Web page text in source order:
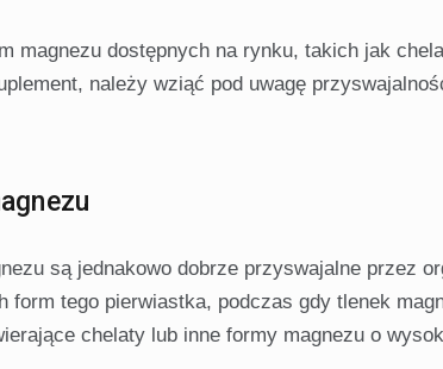
magnezu dostępnych na rynku, takich jak
należy wziąć pod uwagę
są jednakowo dobrze przyswajalne przez
form tego pierwiastka, podczas gdy tlenek
chelaty lub inne formy magnezu o